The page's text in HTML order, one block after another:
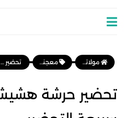
مولاتي موقع نسائي مغربي يهتم بالمرأة المغربية، وأخبار الأسرة و المجتمع معجنات وفطائر تحضير حرشة هشيشة معلكة سريعة التحضير
تحضير حرشة